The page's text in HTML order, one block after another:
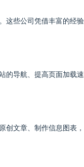
这些公司凭借丰富的经
的导航、提高页面加载
创文章、制作信息图表